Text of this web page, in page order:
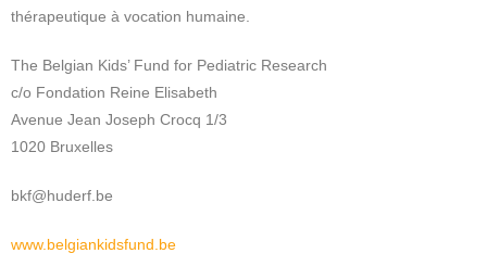
thérapeutique à vocation humaine.
The Belgian Kids’ Fund for Pediatric Research
c/o Fondation Reine Elisabeth
Avenue Jean Joseph Crocq 1/3
1020 Bruxelles
bkf@huderf.be
www.belgiankidsfund.be